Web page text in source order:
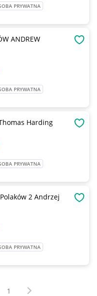
PRYWATNA
ANDREW
PRYWATNA
Harding
PRYWATNA
2 Andrzej
PRYWATNA
1 Następna strona